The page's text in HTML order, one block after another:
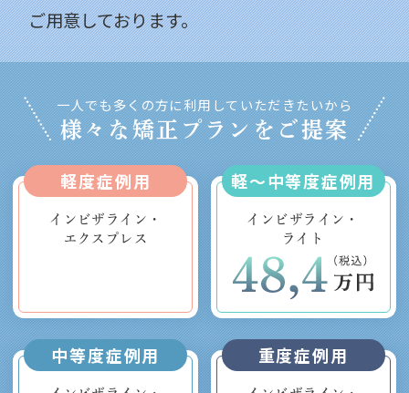
ご用意しております。
一人でも多くの方に利用していただきたいから
様々な矯正プランをご提案
軽度症例用
インビザライン・
エクスプレス
軽～中等度症例用
インビザライン・
ライト
中等度症例用 重度症例用